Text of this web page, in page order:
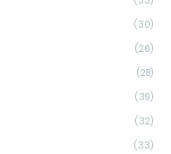
(30)
(26)
(28)
(39)
(32)
(33)